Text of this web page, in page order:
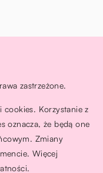
zastrzeżone.
Korzystanie z
oznacza, że będą one
Zmiany
Więcej
.